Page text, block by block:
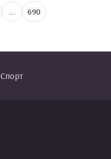
... 690
Спорт